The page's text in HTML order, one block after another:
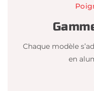
Chaque modèle
en